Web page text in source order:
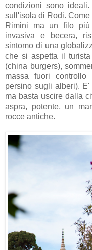
condizioni sono
sull'isola di Rodi.
Rimini ma un filo più
invasiva e becera,
sintomo di una
che si aspetta il
(china burgers),
massa fuori
persino sugli alberi).
ma basta uscire dalla
aspra, potente, un
rocce antiche.